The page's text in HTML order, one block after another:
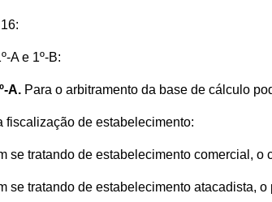
A e 1º-B:
A. Para o arbitramento da base de cálculo
fiscalização de estabelecimento:
se tratando de estabelecimento comercial, o
se tratando de estabelecimento atacadista,